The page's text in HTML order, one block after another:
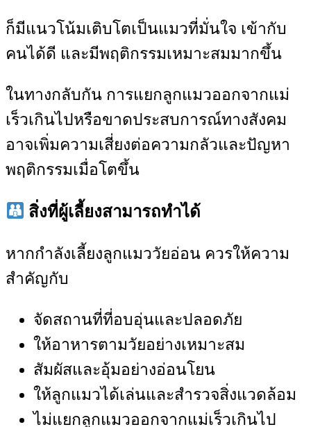
ก็มีแนวโน้มเติบโตเป็นแมวที่มั่นใจ เข้ากับ
คนได้ดี และมีพฤติกรรมเหมาะสมมากขึ้น
ในทางกลับกัน การแยกลูกแมวออกจากแม่
เร็วเกินไปหรือขาดประสบการณ์ทางสังคม
อาจเพิ่มความเสี่ยงต่อความกลัวและปัญหา
พฤติกรรมเมื่อโตขึ้น
สิ่งที่ผู้เลี้ยงสามารถทำได้
หากกำลังเลี้ยงลูกแมววัยอ่อน ควรให้ความ
สำคัญกับ
จัดสถานที่ที่อบอุ่นและปลอดภัย
ให้อาหารตามวัยอย่างเหมาะสม
สัมผัสและอุ้มอย่างอ่อนโยน
ให้ลูกแมวได้เล่นและสำรวจสิ่งแวดล้อม
ไม่แยกลูกแมวออกจากแม่เร็วเกินไป